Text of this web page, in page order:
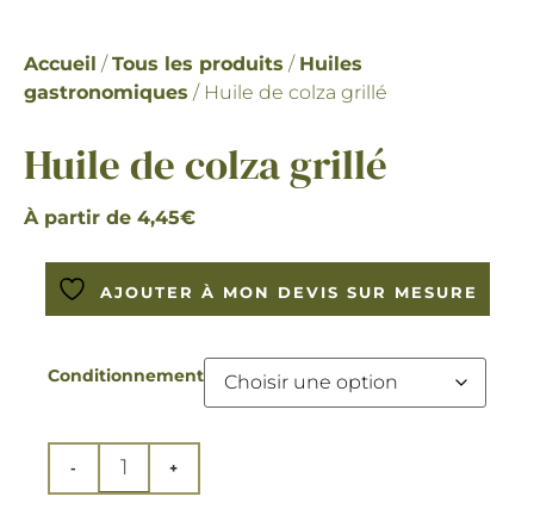
Accueil /Tous les produits / Huiles
gastronomiques / Huile de colza grillé
Huile de colza grillé
À partir de 4,45€
AJOUTER À MON DEVIS SUR MESURE
Conditionnement